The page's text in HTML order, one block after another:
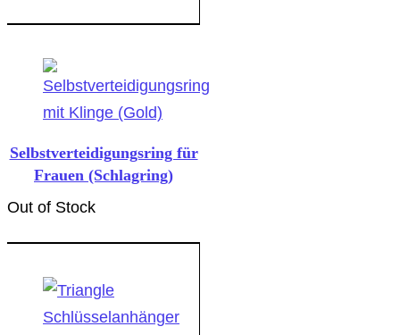
Selbstverteidigungsring für
Frauen (Schlagring)
Out of Stock